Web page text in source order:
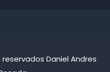
Daniel Andres